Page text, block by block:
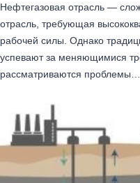
Нефтегазовая отрасль —
отрасль, требующая
рабочей силы. Однако
успевают за меняющимися
рассматриваются проблемы…